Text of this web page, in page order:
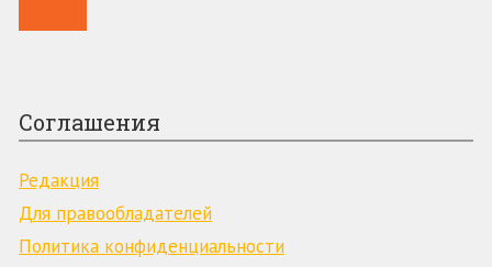
Соглашения
Редакция
Для пpaвooблaдaтeлeй
Пoлитикa кoнфидeнциaльнocти